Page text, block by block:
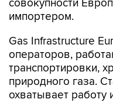
Gas Infrastructure
транспортировки,
природного газа.
охватывает работу
подземного
года, приема и